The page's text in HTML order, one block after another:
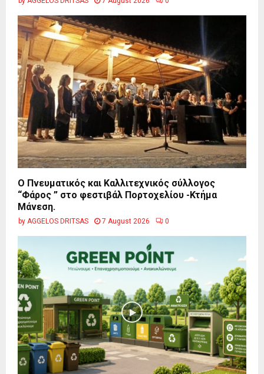
Ο Πνευματικός και Καλλιτεχνικός σύλλογος
“Φάρος ” στο φεστιβάλ Πορτοχελίου -Κτήμα
Μάνεση.
by AGGELOS DRITSAS 7 August 2026 0